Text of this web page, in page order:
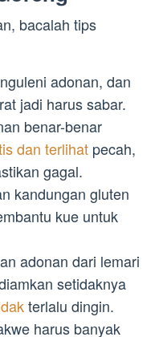
bacalah tips
adonan, dan
jadi harus sabar.
benar-benar
dan terlihat pecah,
gagal.
kandungan gluten
kue untuk
adonan dari lemari
setidaknya
terlalu dingin.
harus banyak